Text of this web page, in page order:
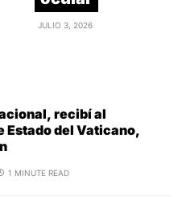
JULIO 3, 2026
recibí al
Estado del Vaticano,
1 MINUTE READ